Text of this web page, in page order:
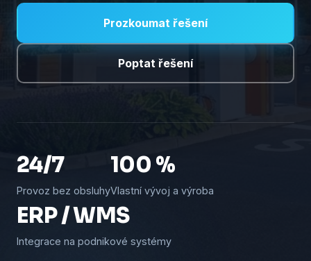
Prozkoumat řešení
Poptat řešení
24/7
Provoz bez obsluhy
100 %
Vlastní vývoj a výroba
ERP / WMS
Integrace na podnikové systémy